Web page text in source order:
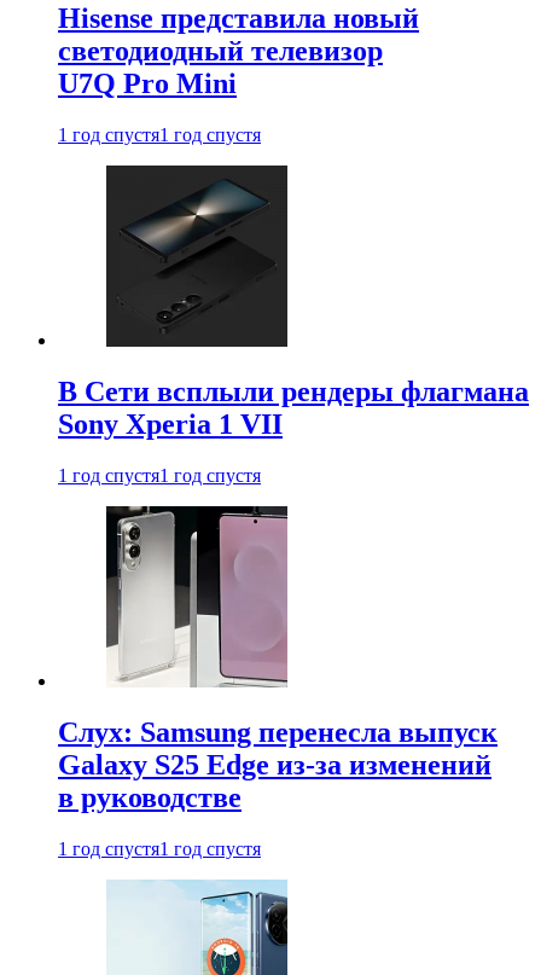
Hisense представила новый
светодиодный телевизор
U7Q Pro Mini
1 год спустя1 год спустя
В Сети всплыли рендеры флагмана
Sony Xperia 1 VII
1 год спустя1 год спустя
Слух: Samsung перенесла выпуск
Galaxy S25 Edge из-за изменений
в руководстве
1 год спустя1 год спустя